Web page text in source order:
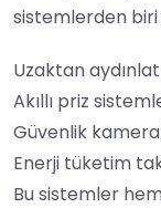
sistemlerden biri
Uzaktan
Akıllı priz
Güvenlik
Enerji tüketim
Bu sistemler